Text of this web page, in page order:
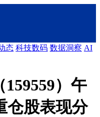
态 科技数码 数据洞察 AI
）午
仓股表现分